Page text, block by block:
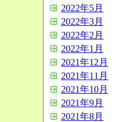
2022年5月
2022年3月
2022年2月
2022年1月
2021年12月
2021年11月
2021年10月
2021年9月
2021年8月